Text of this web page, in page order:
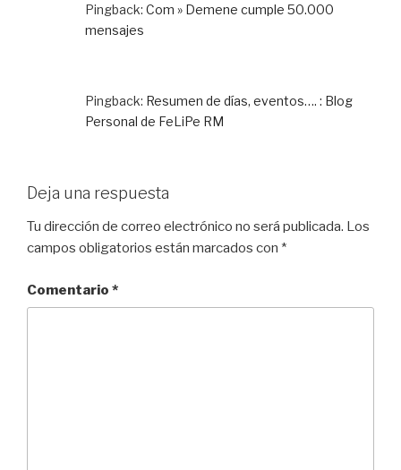
Pingback: Com » Demene cumple 50.000
mensajes
Pingback: Resumen de días, eventos…. : Blog
Personal de FeLiPe RM
Deja una respuesta
Tu dirección de correo electrónico no será publicada. Los
campos obligatorios están marcados con *
Comentario *